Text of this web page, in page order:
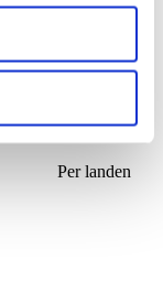
Per landen